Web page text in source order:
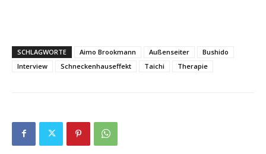
SCHLAGWORTE Aimo Brookmann Außenseiter
Bushido
Interview
Schneckenhauseffekt Taichi Therapie